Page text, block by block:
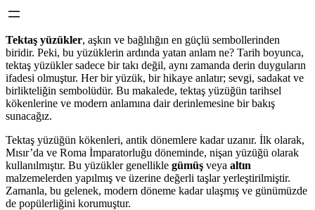
Tektaş yüzükler, aşkın ve bağlılığın en güçlü sembollerinden
biridir. Peki, bu yüzüklerin ardında yatan anlam ne? Tarih boyunca,
tektaş yüzükler sadece bir takı değil, aynı zamanda derin duyguların
ifadesi olmuştur. Her bir yüzük, bir hikaye anlatır; sevgi, sadakat ve
birlikteliğin sembolüdür. Bu makalede, tektaş yüzüğün tarihsel
kökenlerine ve modern anlamına dair derinlemesine bir bakış
sunacağız.
Tektaş yüzüğün kökenleri, antik dönemlere kadar uzanır. İlk olarak,
Mısır’da ve Roma İmparatorluğu döneminde, nişan yüzüğü olarak
kullanılmıştır. Bu yüzükler genellikle gümüş veya altın
malzemelerden yapılmış ve üzerine değerli taşlar yerleştirilmiştir.
Zamanla, bu gelenek, modern döneme kadar ulaşmış ve günümüzde
de popülerliğini korumuştur.